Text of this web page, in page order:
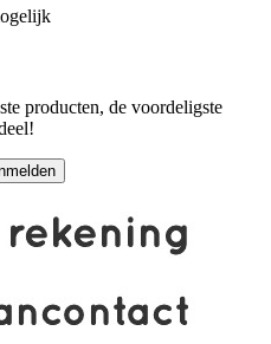
producten, de voordeligste